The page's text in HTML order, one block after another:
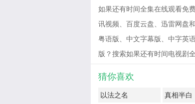
如果还有时间全集在线观看免
讯视频、百度云盘、迅雷网盘
粤语版、中文字幕版、中字英
版？搜索如果还有时间电视剧
猜你喜欢
以法之名 真相半白